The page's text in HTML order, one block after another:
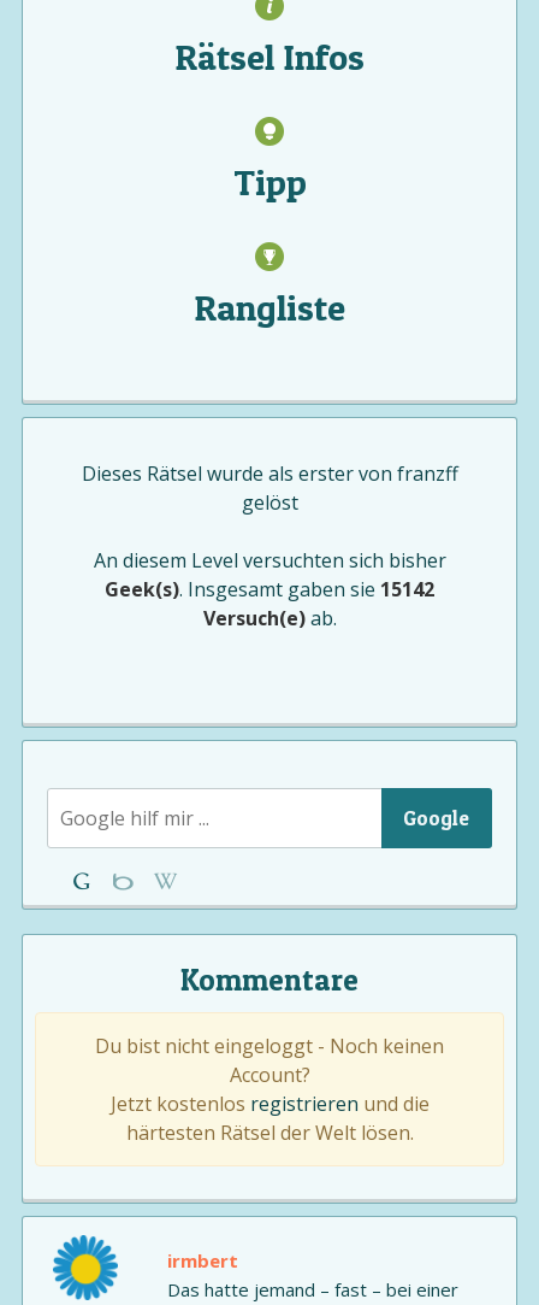
Rätsel Infos
Tipp
Rangliste
Dieses Rätsel wurde als erster von franzff
gelöst
An diesem Level versuchten sich bisher
Geek(s). Insgesamt gaben sie 15142
Versuch(e)ab.
Google
Kommentare
Du bist nicht eingeloggt - Noch keinen
Account?
Jetzt kostenlos registrieren und die
härtesten Rätsel der Welt lösen.
irmbert
Das hatte jemand – fast – bei einer